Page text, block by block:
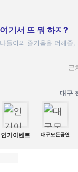
여기서 또 뭐 하지?
나들이의 즐거움을 더해줄,
근
대구
인기이벤트 대구모든공연